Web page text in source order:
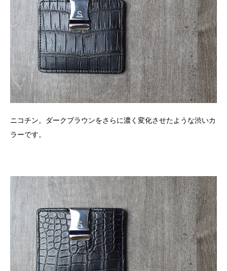
ニコチン。ダークブラウンをさらに濃く変化させたような渋いカ
ラーです。